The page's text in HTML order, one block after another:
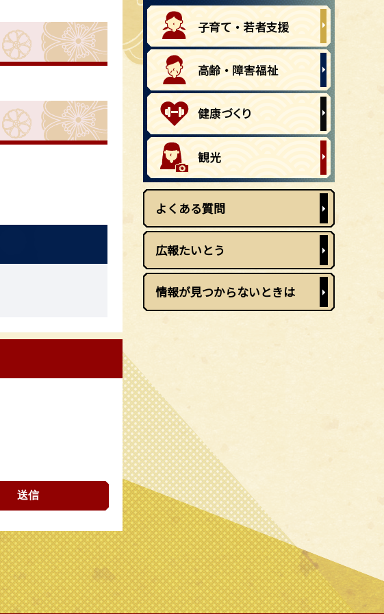
よくある質問
広報たいとう
情報が見つからないときは